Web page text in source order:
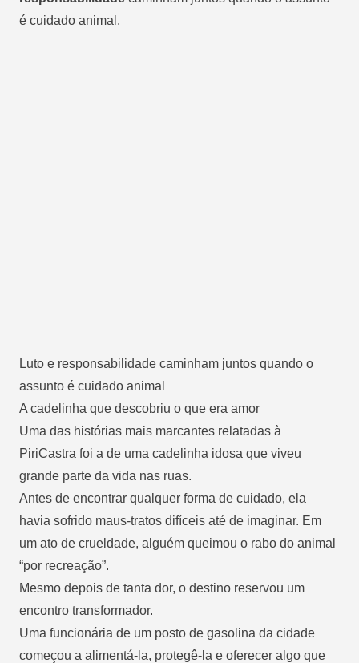
é cuidado animal.
Luto e responsabilidade caminham juntos quando o
assunto é cuidado animal
A cadelinha que descobriu o que era amor
Uma das histórias mais marcantes relatadas à
PiriCastra foi a de uma cadelinha idosa que viveu
grande parte da vida nas ruas.
Antes de encontrar qualquer forma de cuidado, ela
havia sofrido maus-tratos difíceis até de imaginar. Em
um ato de crueldade, alguém queimou o rabo do animal
“por recreação”.
Mesmo depois de tanta dor, o destino reservou um
encontro transformador.
Uma funcionária de um posto de gasolina da cidade
começou a alimentá-la, protegê-la e oferecer algo que